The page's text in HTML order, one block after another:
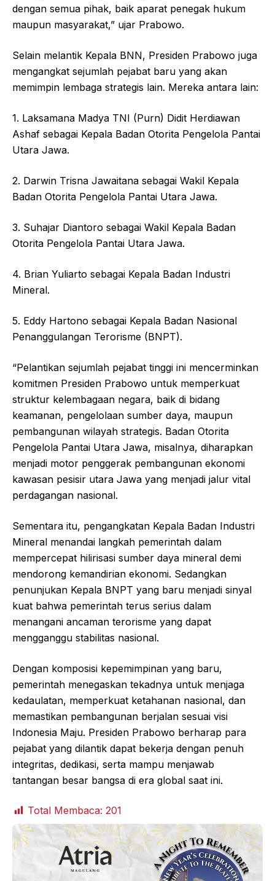
dengan semua pihak, baik aparat penegak hukum
maupun masyarakat,” ujar Prabowo.
Selain melantik Kepala BNN, Presiden Prabowo juga
mengangkat sejumlah pejabat baru yang akan
memimpin lembaga strategis lain. Mereka antara lain:
1. Laksamana Madya TNI (Purn) Didit Herdiawan
Ashaf sebagai Kepala Badan Otorita Pengelola Pantai
Utara Jawa.
2. Darwin Trisna Jawaitana sebagai Wakil Kepala
Badan Otorita Pengelola Pantai Utara Jawa.
3. Suhajar Diantoro sebagai Wakil Kepala Badan
Otorita Pengelola Pantai Utara Jawa.
4. Brian Yuliarto sebagai Kepala Badan Industri
Mineral.
5. Eddy Hartono sebagai Kepala Badan Nasional
Penanggulangan Terorisme (BNPT).
“Pelantikan sejumlah pejabat tinggi ini mencerminkan
komitmen Presiden Prabowo untuk memperkuat
struktur kelembagaan negara, baik di bidang
keamanan, pengelolaan sumber daya, maupun
pembangunan wilayah strategis. Badan Otorita
Pengelola Pantai Utara Jawa, misalnya, diharapkan
menjadi motor penggerak pembangunan ekonomi
kawasan pesisir utara Jawa yang menjadi jalur vital
perdagangan nasional.
Sementara itu, pengangkatan Kepala Badan Industri
Mineral menandai langkah pemerintah dalam
mempercepat hilirisasi sumber daya mineral demi
mendorong kemandirian ekonomi. Sedangkan
penunjukan Kepala BNPT yang baru menjadi sinyal
kuat bahwa pemerintah terus serius dalam
menangani ancaman terorisme yang dapat
mengganggu stabilitas nasional.
Dengan komposisi kepemimpinan yang baru,
pemerintah menegaskan tekadnya untuk menjaga
kedaulatan, memperkuat ketahanan nasional, dan
memastikan pembangunan berjalan sesuai visi
Indonesia Maju. Presiden Prabowo berharap para
pejabat yang dilantik dapat bekerja dengan penuh
integritas, dedikasi, serta mampu menjawab
tantangan besar bangsa di era global saat ini.
Total Membaca: 201